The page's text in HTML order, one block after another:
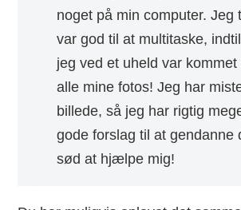
noget på min computer. Jeg
var god til at multitaske,
jeg ved et uheld var
alle mine fotos! Jeg har
billede, så jeg har rigtig
gode forslag til at
sød at hjælpe mig!